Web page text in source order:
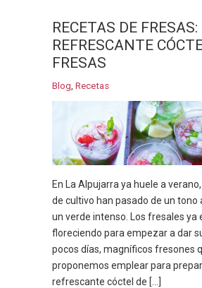
RECETAS DE FRESAS:
REFRESCANTE
FRESAS
Blog, Recetas
En La Alpujarra ya huele a
de cultivo han pasado de un tono
un verde intenso. Los fresales ya
floreciendo para empezar a dar
pocos días, magníficos fresones
proponemos emplear para
refrescante cóctel de […]